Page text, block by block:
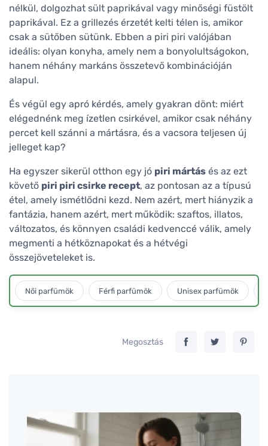
nélkül, dolgozhat sült paprikával vagy minőségi füstölt
paprikával. Ez a grillezés érzetét kelti télen is, amikor
csak a sütőben sütünk. Ebben a piri piri valójában
ideális: olyan konyha, amely nem a bonyolultságokon,
hanem néhány markáns összetevő kombinációján
alapul.
És végül egy apró kérdés, amely gyakran dönt: miért
elégednénk meg ízetlen csirkével, amikor csak néhány
percet kell szánni a mártásra, és a vacsora teljesen új
jelleget kap?
Ha egyszer sikerül otthon egy jó piri mártás és az ezt
követő piri piri csirke recept, az pontosan az a típusú
étel, amely ismétlődni kezd. Nem azért, mert hiányzik a
fantázia, hanem azért, mert működik: szaftos, illatos,
változatos, és könnyen családi kedvenccé válik, amely
megmenti a hétköznapokat és a hétvégi
összejöveteleket is.
Női parfümök Férfi parfümök Unisex parfümök
Megosztás